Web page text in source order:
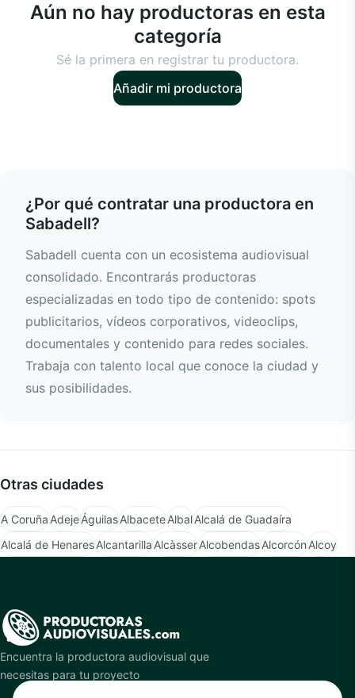
Aún no hay productoras en esta
categoría
Sé la primera en registrar tu productora.
Añadir mi productora
¿Por qué contratar una productora en
Sabadell?
Sabadell cuenta con un ecosistema audiovisual
consolidado. Encontrarás productoras
especializadas en todo tipo de contenido: spots
publicitarios, vídeos corporativos, videoclips,
documentales y contenido para redes sociales.
Trabaja con talento local que conoce la ciudad y
sus posibilidades.
Otras ciudades
A CoruñaAdejeÁguilasAlbaceteAlbalAlcalá de Guadaíra
Alcalá de HenaresAlcantarillaAlcàsserAlcobendasAlcorcónAlcoy
Encuentra la productora audiovisual que
necesitas para tu proyecto